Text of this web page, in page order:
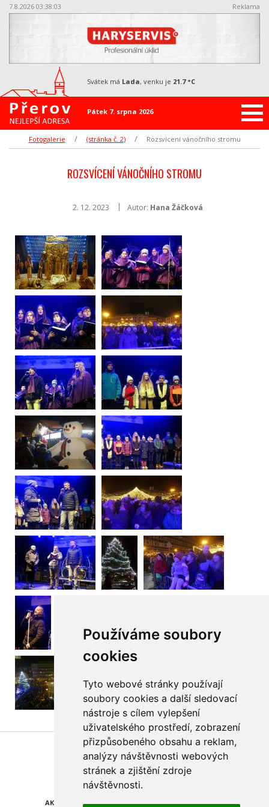
Používáme soubory
cookies
Tyto webové stránky používají
soubory cookies a další sledovací
nástroje s cílem vylepšení
uživatelského prostředí, zobrazení
přizpůsobeného obsahu a reklam,
analýzy návštěvnosti webových
stránek a zjištění zdroje
návštěvnosti.
7.8.2026 03:38:03 Reklama
Pátek 7. srpna 2026
svátek má Lada, venku je 21.7 °C
Fotogalerie (stránka č. 2) Rozsvícení vánočního stromu
ROZSVÍCENÍ VÁNOČNÍHO STROMU
2. 12. 2023 Autor: Hana Žáčková
Najdete nás také na
AKCE A SLEVY POLEDNÍ MENU